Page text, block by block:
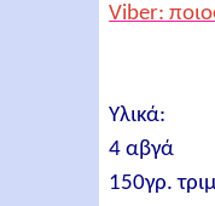
Viber:
Υλικά:
4 αβγά
150γρ.